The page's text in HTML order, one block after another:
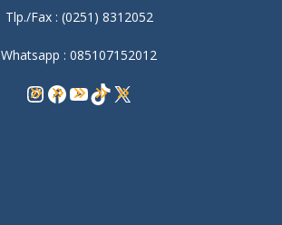
Tlp./Fax : (0251) 8312052
Whatsapp : 085107152012
Instagram
Facebook
YouTube
TikTok
X